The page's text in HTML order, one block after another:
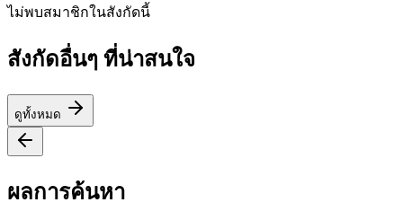
ไม่พบสมาชิกในสังกัดนี้
สังกัดอื่นๆ ที่น่าสนใจ
ดูทั้งหมด
ผลการค้นหา